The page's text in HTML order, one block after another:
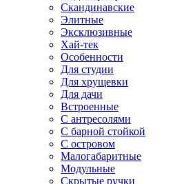
Скандинавские
Элитные
Эксклюзивные
Хай-тек
Особенности
Для студии
Для хрущевки
Для дачи
Встроенные
С антресолями
С барной стойкой
С островом
Малогабаритные
Модульные
Скрытые ручки